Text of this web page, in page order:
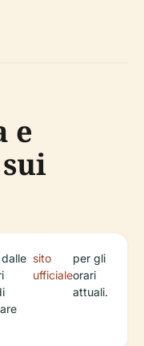
e
sito
ufficiale
per gli
orari
attuali.